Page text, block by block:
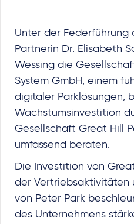
Unter der Federführung
Partnerin Dr. Elisabeth
Wessing die
System GmbH, einem
digitaler Parklösungen,
Wachstumsinvestition
Gesellschaft Great Hill
umfassend beraten.
Die Investition von
der Vertriebsaktivitäten
von Peter Park
des Unternehmens